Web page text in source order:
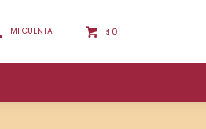
$ 0